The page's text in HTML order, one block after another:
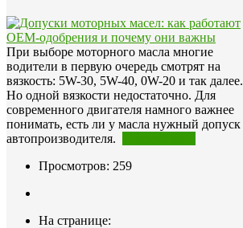
При выборе моторного масла многие
водители в первую очередь смотрят на
вязкость: 5W-30, 5W-40, 0W-20 и так далее.
Но одной вязкости недостаточно. Для
современного двигателя намного важнее
понимать, есть ли у масла нужный допуск
автопроизводителя.
Просмотров: 259
На странице: